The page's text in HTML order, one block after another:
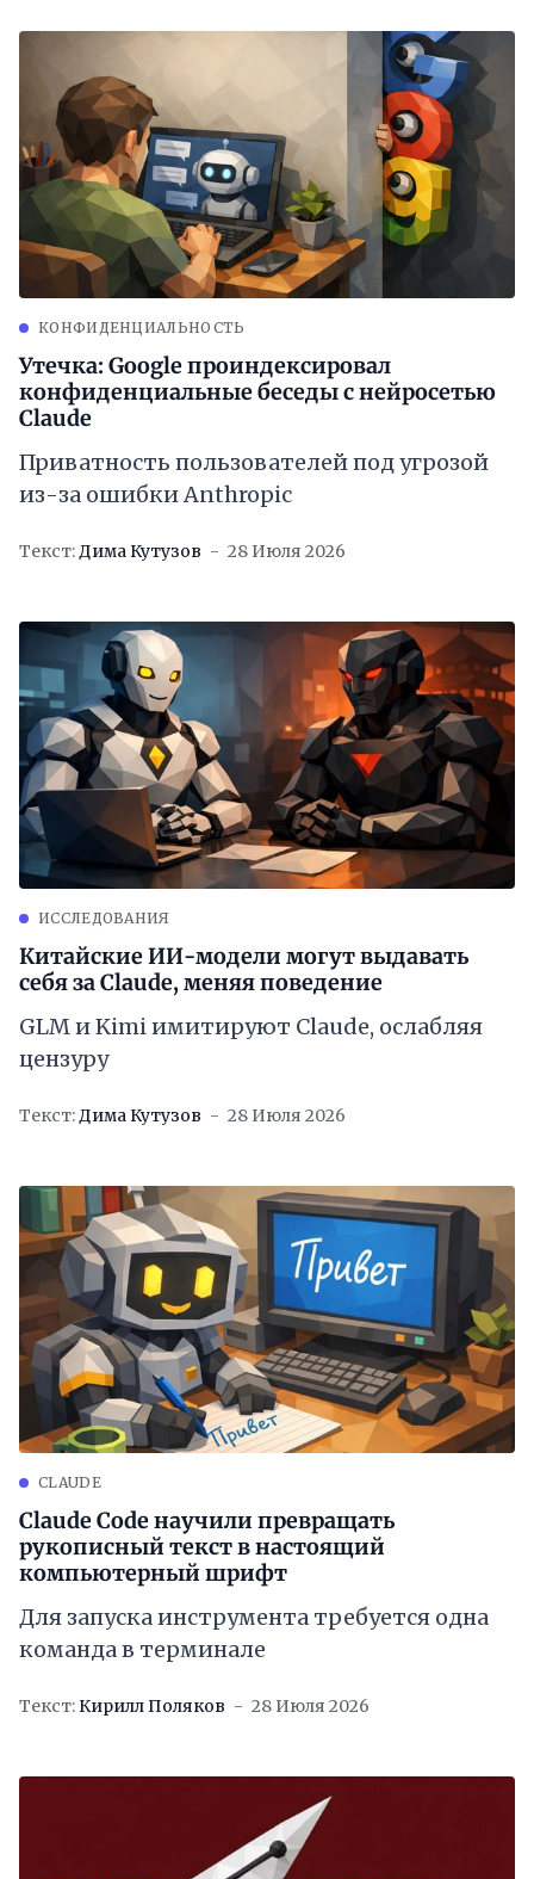
КОНФИДЕНЦИАЛЬНОСТЬ
Утечка: Google проиндексировал
конфиденциальные беседы с нейросетью
Claude
Приватность пользователей под угрозой
из-за ошибки Anthropic
Текст:Дима Кутузов 28 Июля 2026
ИССЛЕДОВАНИЯ
Китайские ИИ-модели могут выдавать
себя за Claude, меняя поведение
GLM и Kimi имитируют Claude, ослабляя
цензуру
Текст:Дима Кутузов 28 Июля 2026
CLAUDE
Claude Code научили превращать
рукописный текст в настоящий
компьютерный шрифт
Для запуска инструмента требуется одна
команда в терминале
Текст: Кирилл Поляков 28 Июля 2026